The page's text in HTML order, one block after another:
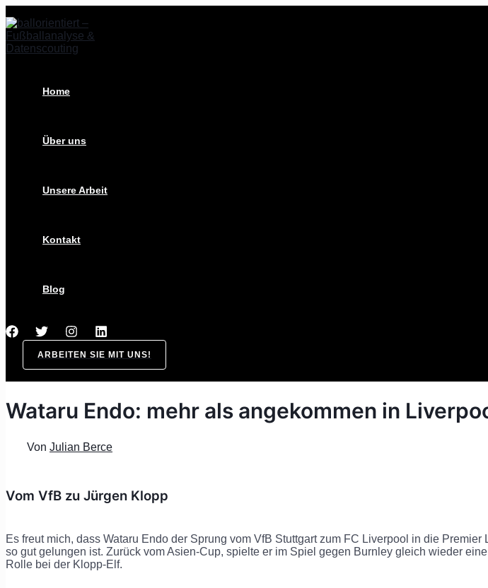
Zum
Inhalt
springen
Home
Über uns
Unsere Arbeit
Kontakt
Blog
ARBEITEN SIE MIT UNS!
Wataru Endo: mehr als angekommen in
Von Julian Berce
Vom VfB zu Jürgen Klopp
Es freut mich, dass Wataru Endo der Sprung vom VfB Stuttgart zum FC Liverpool in die Premier
so gut gelungen ist. Zurück vom Asien-Cup, spielte er im Spiel gegen Burnley gleich wieder
Rolle bei der Klopp-Elf.
Post
navigation